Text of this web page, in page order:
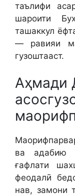
таълифи
шароити
ташаккул
— равияи
гузоштааст.
ва адабию
ғафлати
феодалӣ
нав, замони